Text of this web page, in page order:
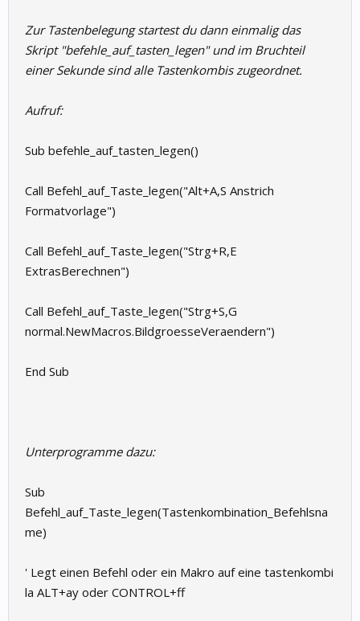
Zur Tastenbelegung startest du dann einmalig das
Skript "befehle_auf_tasten_legen" und im Bruchteil
einer Sekunde sind alle Tastenkombis zugeordnet.
Aufruf:
Sub befehle_auf_tasten_legen()
Call Befehl_auf_Taste_legen("Alt+A,S Anstrich
Formatvorlage")
Call Befehl_auf_Taste_legen("Strg+R,E
ExtrasBerechnen")
Call Befehl_auf_Taste_legen("Strg+S,G
normal.NewMacros.BildgroesseVeraendern")
End Sub
Unterprogramme dazu:
Sub
Befehl_auf_Taste_legen(Tastenkombination_Befehlsna
me)
' Legt einen Befehl oder ein Makro auf eine tastenkombi
la ALT+ay oder CONTROL+ff